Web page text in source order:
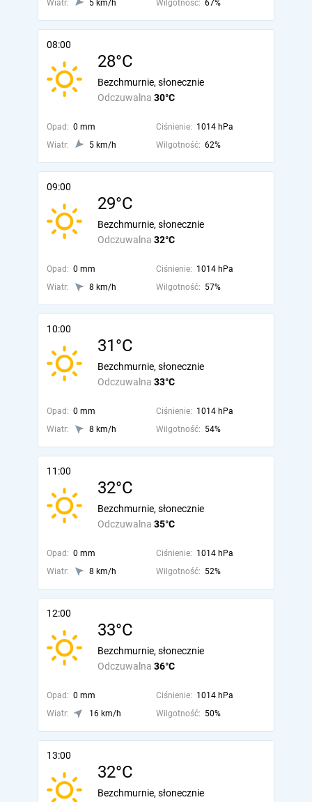
Wiatr: 5 km/h Wilgotność: 67%
08:00
28°C
Odczuwalna 30°C
Bezchmurnie, słonecznie
Opad: 0 mm Ciśnienie: 1014 hPa
Wiatr:
5 km/h Wilgotność: 62%
09:00
29°C
Odczuwalna 32°C
Bezchmurnie, słonecznie
Opad: 0 mm Ciśnienie: 1014 hPa
Wiatr:
8 km/h Wilgotność: 57%
10:00
31°C
Odczuwalna 33°C
Bezchmurnie, słonecznie
Opad: 0 mm Ciśnienie: 1014 hPa
Wiatr:
8 km/h Wilgotność: 54%
11:00
32°C
Odczuwalna 35°C
Bezchmurnie, słonecznie
Opad: 0 mm Ciśnienie: 1014 hPa
Wiatr:
8 km/h Wilgotność: 52%
12:00
33°C
Odczuwalna 36°C
Bezchmurnie, słonecznie
Opad: 0 mm Ciśnienie: 1014 hPa
Wiatr:
16 km/h Wilgotność: 50%
13:00
32°C
Bezchmurnie, słonecznie